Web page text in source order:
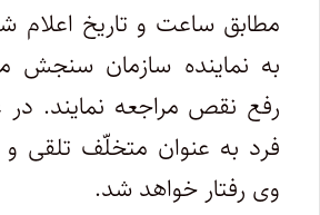
مطابق ساعت و تاریخ اعلام
به نماینده سازمان سنجش
رفع نقص مراجعه نمایند.
فرد به عنوان متخلّف تلقی و
وی رفتار خواهد شد.